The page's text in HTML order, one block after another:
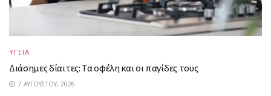
ΥΓΕΙΑ
Διάσημες δίαιτες: Τα οφέλη και οι παγίδες τους
7 ΑΥΓΟΎΣΤΟΥ, 2026